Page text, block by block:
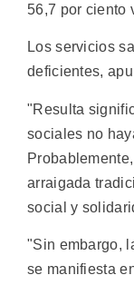
56,7 por ciento
Los servicios
deficientes,
"Resulta
sociales no
arraigada
social y
"Sin embargo,
se manifiesta